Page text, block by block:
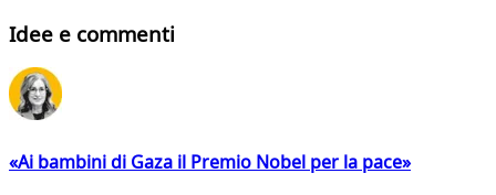
Idee e commenti
«Ai bambini di Gaza il Premio Nobel per la pace»